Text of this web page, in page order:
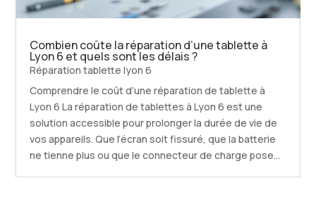
Combien coûte la réparation d’une tablette à
Lyon 6 et quels sont les délais ?
Réparation tablette lyon 6
Comprendre le coût d’une réparation de tablette à
Lyon 6 La réparation de tablettes à Lyon 6 est une
solution accessible pour prolonger la durée de vie de
vos appareils. Que l’écran soit fissuré, que la batterie
ne tienne plus ou que le connecteur de charge pose...